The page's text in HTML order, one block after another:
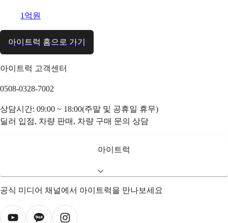
1억원
아이트럭 홈으로 가기
아이트럭 고객센터
0508-0328-7002
상담시간: 09:00 ~ 18:00(주말 및 공휴일 휴무)
딜러 입점, 차량 판매, 차량 구매 문의 상담
아이트럭
공식 미디어 채널에서 아이트럭을 만나보세요